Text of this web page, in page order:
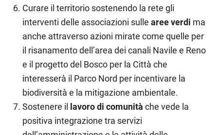
Curare il territorio sostenendo la rete gli
interventi delle associazioni sullearee verdi ma
anche attraverso azioni mirate come quelle per
il risanamento dell’area dei canali Navile e Reno
e il progetto del Bosco per la Città che
interesserà il Parco Nord per incentivare la
biodiversità e la mitigazione ambientale.
Sostenere il
lavoro di comunità che vede la
positiva integrazione tra servizi